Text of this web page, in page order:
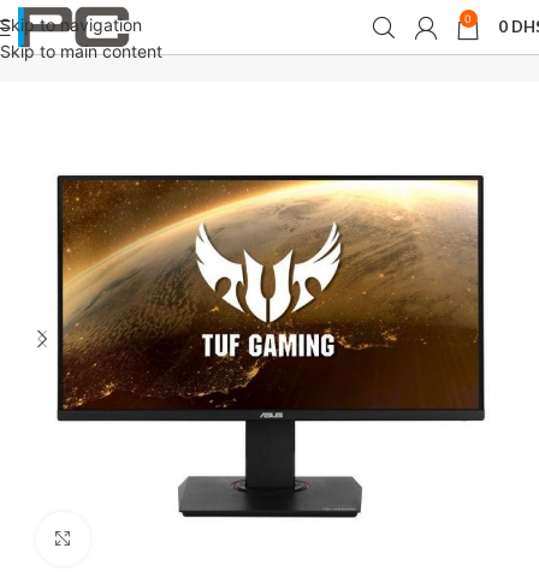
Skip to navigation
Skip to main content
0 0
Accueil périphériques